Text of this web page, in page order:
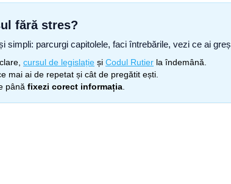
fără stres?
simpli: parcurgi capitolele, faci întrebările, vezi ce ai
cursul de legislație și Codul Rutier la îndemână.
mai ai de repetat și cât de pregătit ești.
până fixezi corect informația